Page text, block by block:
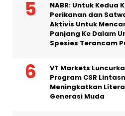
NABR: Untuk Kedua
Perikanan dan
Aktivis Untuk
Panjang Ke Dalam
Spesies Terancam
VT Markets
Program CSR
Meningkatkan
Generasi Muda